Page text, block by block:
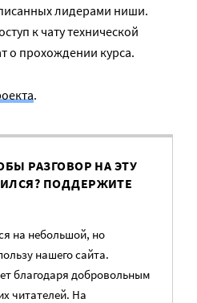
лидерами ниши.
к чату технической
о прохождении курса.
.
РАЗГОВОР НА ЭТУ
ПОДДЕРЖИТЕ
на небольшой, но
нашего сайта.
благодаря добровольным
читателей. На